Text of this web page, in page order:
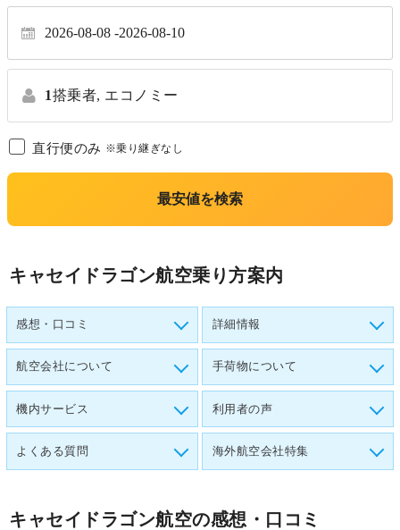
2026-08-08 2026-08-10
1搭乗者, エコノミー
直行便のみ ※乗り継ぎなし
最安値を検索
キャセイドラゴン航空乗り方案内
感想・口コミ 詳細情報
航空会社について 手荷物について
機内サービス 利用者の声
よくある質問 海外航空会社特集
キャセイドラゴン航空の感想・口コミ